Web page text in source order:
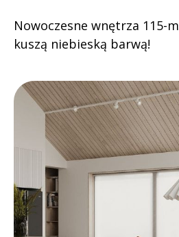
Nowoczesne wnętrza 115-
kuszą niebieską barwą!